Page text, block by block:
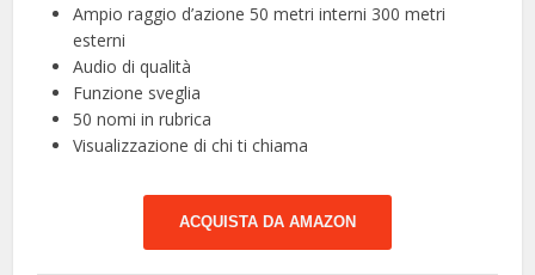
Ampio raggio d’azione 50 metri interni 300 metri
esterni
Audio di qualità
Funzione sveglia
50 nomi in rubrica
Visualizzazione di chi ti chiama
ACQUISTA DA AMAZON